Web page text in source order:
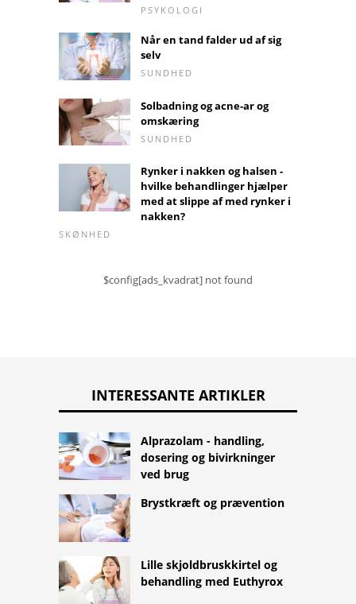
PSYKOLOGI
Når en tand falder ud af sig
selv
SUNDHED
Solbadning og acne-ar og
omskæring
SUNDHED
Rynker i nakken og halsen -
hvilke behandlinger hjælper
med at slippe af med rynker i
nakken?
SKØNHED
$config[ads_kvadrat] not found
INTERESSANTE ARTIKLER
Alprazolam - handling,
dosering og bivirkninger
ved brug
Brystkræft og prævention
Lille skjoldbruskkirtel og
behandling med Euthyrox